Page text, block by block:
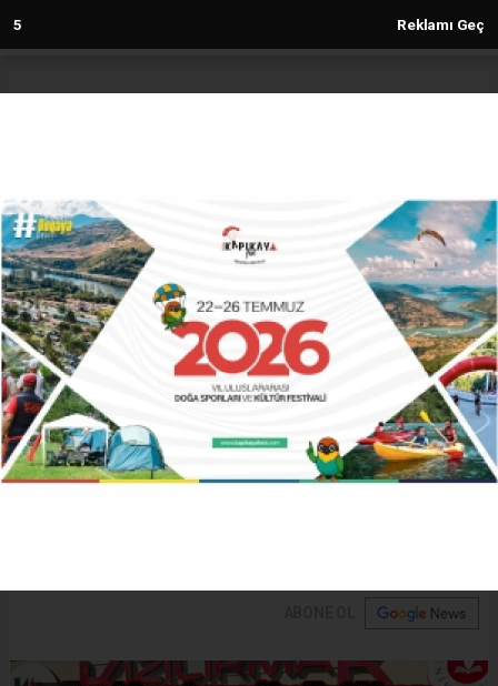
bonusu
bonusu
veren
siteler
4 Reklamı Geç
KÜLTÜR-SANAT
29.10.2025 - 11:43, Güncelleme: 29.10.2025 - 11:48
18361+ kez okundu.
19 Mayıs’ta etkinlik sektörüne güçlü bir giriş yapan
Trend Organizasyon, Kızılırmak Butik Otel Düğün
Salonu’nu yenileyerek hizmete sundu. Artık “Trend
Düğün&Davet Salonu” adıyla faaliyet gösterecek